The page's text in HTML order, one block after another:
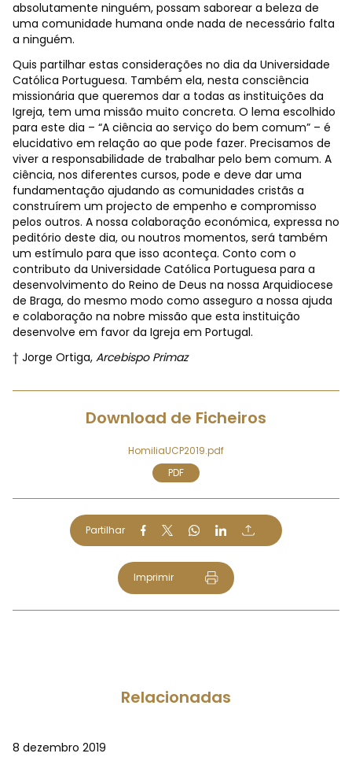
absolutamente ninguém, possam saborear a beleza de
uma comunidade humana onde nada de necessário falta
a ninguém.
Quis partilhar estas considerações no dia da Universidade
Católica Portuguesa. Também ela, nesta consciência
missionária que queremos dar a todas as instituições da
Igreja, tem uma missão muito concreta. O lema escolhido
para este dia – “A ciência ao serviço do bem comum” – é
elucidativo em relação ao que pode fazer. Precisamos de
viver a responsabilidade de trabalhar pelo bem comum. A
ciência, nos diferentes cursos, pode e deve dar uma
fundamentação ajudando as comunidades cristãs a
construírem um projecto de empenho e compromisso
pelos outros. A nossa colaboração económica, expressa no
peditório deste dia, ou noutros momentos, será também
um estímulo para que isso aconteça. Conto com o
contributo da Universidade Católica Portuguesa para a
desenvolvimento do Reino de Deus na nossa Arquidiocese
de Braga, do mesmo modo como asseguro a nossa ajuda
e colaboração na nobre missão que esta instituição
desenvolve em favor da Igreja em Portugal.
† Jorge Ortiga, Arcebispo Primaz
Download de Ficheiros
HomiliaUCP2019.pdf
PDF
Partilhar
Imprimir
Relacionadas
8 dezembro 2019